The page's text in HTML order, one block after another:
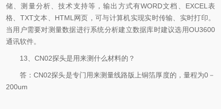
储、测量分析、技术支持等，输出方式有WORD文档、EXCEL表
格、TXT文本、HTML网页，可与计算机实现实时传输、实时打印。
当用户需要对测量数据进行系统分析建立数据库时建议选用OU3600
通讯软件。
13、CN02探头是用来测什么材料的？
答：CN02探头是专门用来测量线路版上铜箔厚度的，量程为0－
200um